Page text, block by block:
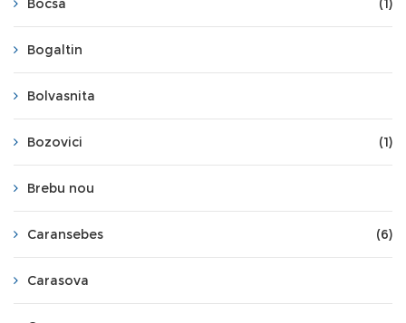
Bocsa (1)
Bogaltin
Bolvasnita
Bozovici (1)
Brebu nou
Caransebes (6)
Carasova